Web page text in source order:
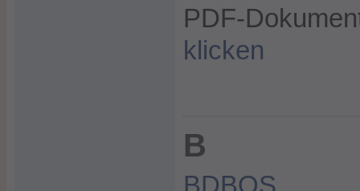
PDF-
klicken
B